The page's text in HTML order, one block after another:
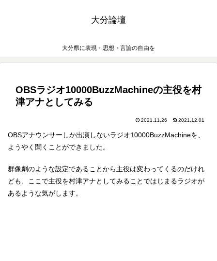
大分論壇
大分県に表現・思想・言論の自由を
OBSラジオ10000BuzzMachineの主役を村
津アナとしてみる
2021.11.26 2021.12.01
OBSアナウンサーしか出演しないラジオ10000BuzzMachineを、
ようやく聞くことができました。
群像劇のような設定であることから主役は変わってくるのだけれ
ども、ここで主役を村津アナとしてみることではじまるラジオが
あるような気がします。